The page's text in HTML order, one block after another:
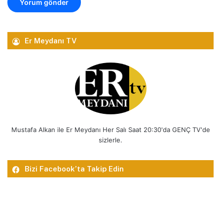
Er Meydanı TV
Mustafa Alkan ile Er Meydanı Her Salı Saat 20:30'da GENÇ TV'de
sizlerle.
Bizi Facebook’ta Takip Edin